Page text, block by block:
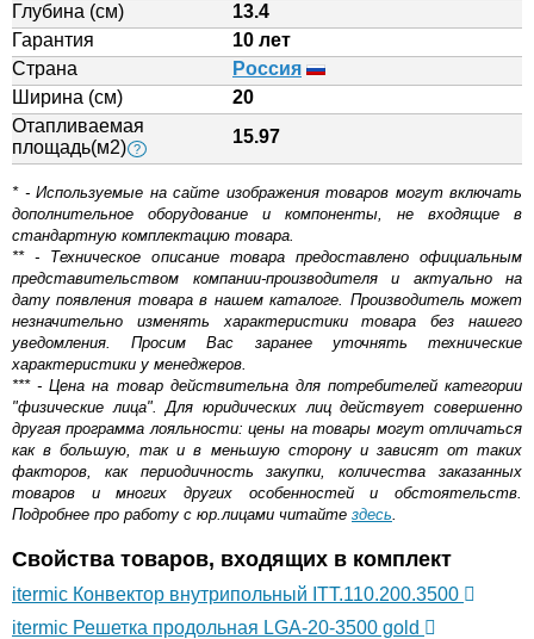
Глубина (см)
13.4
Гарантия
10 лет
Страна
Россия
Ширина (см)
20
Отапливаемая
площадь(м2) ?
15.97
* - Используемые на сайте изображения товаров могут включать
дополнительное оборудование и компоненты, не входящие в
стандартную комплектацию товара.
** - Техническое описание товара предоставлено официальным
представительством компании-производителя и актуально на
дату появления товара в нашем каталоге. Производитель может
незначительно изменять характеристики товара без нашего
уведомления. Просим Вас заранее уточнять технические
характеристики у менеджеров.
*** - Цена на товар действительна для потребителей категории
"физические лица". Для юридических лиц действует совершенно
другая программа лояльности: цены на товары могут отличаться
как в большую, так и в меньшую сторону и зависят от таких
факторов, как периодичность закупки, количества заказанных
товаров и многих других особенностей и обстоятельств.
Подробнее про работу с юр.лицами читайте здесь.
Свойства товаров, входящих в комплект
itermic Конвектор внутрипольный ITT.110.200.3500
itermic Решетка продольная LGA-20-3500 gold